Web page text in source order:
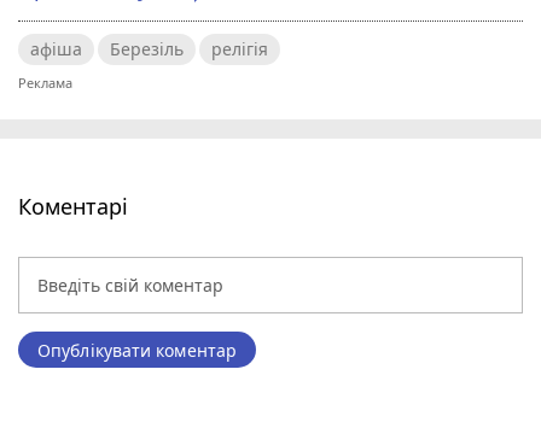
афіша Березіль релігія
Коментарі
Опублікувати коментар